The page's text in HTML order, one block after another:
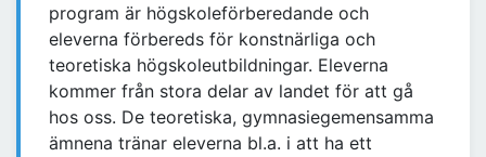
program är högskoleförberedande och
eleverna förbereds för konstnärliga och
teoretiska högskoleutbildningar. Eleverna
kommer från stora delar av landet för att gå
hos oss. De teoretiska, gymnasiegemensamma
ämnena tränar eleverna bl.a. i att ha ett